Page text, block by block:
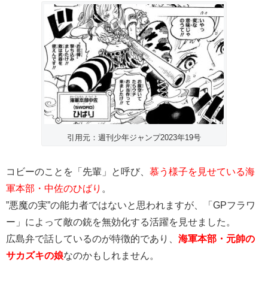
引用元：週刊少年ジャンプ2023年19号
コビーのことを「先輩」と呼び、 慕う様子を見せている海
軍本部・中佐のひばり 。
”悪魔の実”の能力者ではないと思われますが、「GPフラワ
ー」によって敵の銃を無効化する活躍を見せました。
広島弁で話しているのが特徴的であり、 海軍本部・元帥の
サカズキの娘なのかもしれません。